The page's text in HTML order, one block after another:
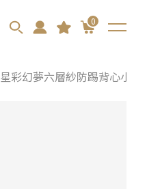
0
星彩幻夢六層紗防踢背心小被